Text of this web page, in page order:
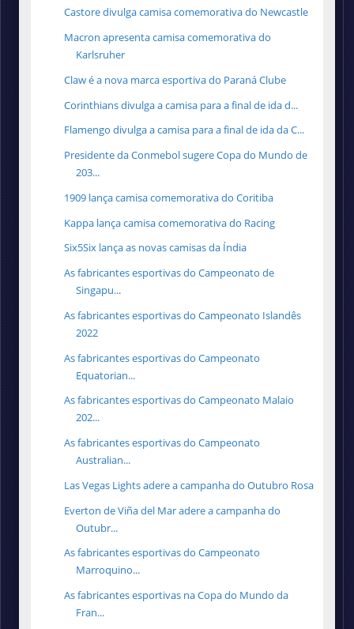
Castore divulga camisa comemorativa do Newcastle
Macron apresenta camisa comemorativa do
Karlsruher
Claw é a nova marca esportiva do Paraná Clube
Corinthians divulga a camisa para a final de ida d...
Flamengo divulga a camisa para a final de ida da C...
Presidente da Conmebol sugere Copa do Mundo de
203...
1909 lança camisa comemorativa do Coritiba
Kappa lança camisa comemorativa do Racing
Six5Six lança as novas camisas da Índia
As fabricantes esportivas do Campeonato de
Singapu...
As fabricantes esportivas do Campeonato Islandês
2022
As fabricantes esportivas do Campeonato
Equatorian...
As fabricantes esportivas do Campeonato Malaio
202...
As fabricantes esportivas do Campeonato
Australian...
Las Vegas Lights adere a campanha do Outubro Rosa
Everton de Viña del Mar adere a campanha do
Outubr...
As fabricantes esportivas do Campeonato
Marroquino...
As fabricantes esportivas na Copa do Mundo da
Fran...